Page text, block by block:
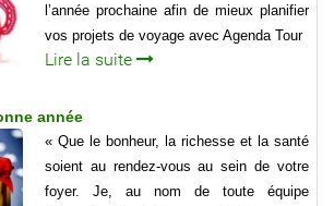
l’année prochaine afin de mieux planifier
vos projets de voyage avec Agenda Tour
Lire la suite
année
« Que le bonheur, la richesse et la santé
soient au rendez-vous au sein de votre
foyer. Je, au nom de toute équipe